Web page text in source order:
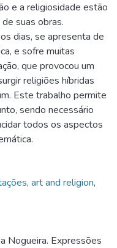
e a religiosidade estão
suas obras.
dias, se apresenta de
e sofre muitas
que provocou um
religiões híbridas
Este trabalho permite
sendo necessário
todos os aspectos
, art and religion,
Nogueira. Expressões